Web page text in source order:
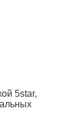
5star,